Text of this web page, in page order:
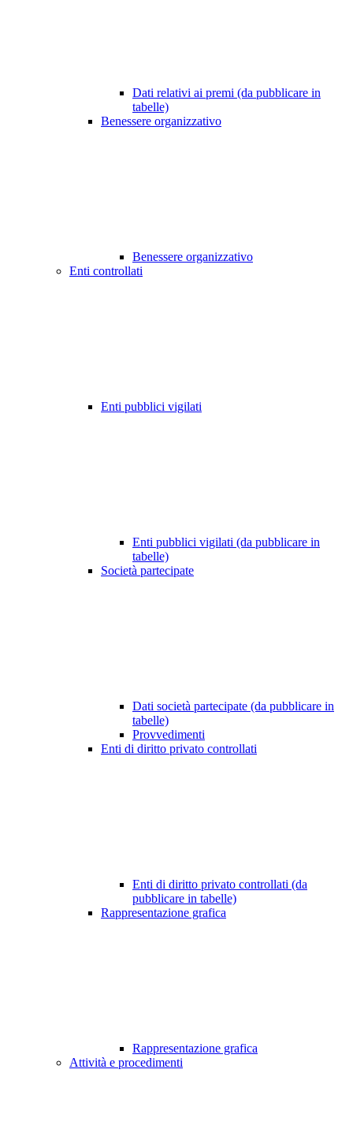
Dati relativi ai premi (da pubblicare in
tabelle)
Benessere organizzativo
Benessere organizzativo
Enti controllati
Enti pubblici vigilati
Enti pubblici vigilati (da pubblicare in
tabelle)
Società partecipate
Dati società partecipate (da pubblicare in
tabelle)
Provvedimenti
Enti di diritto privato controllati
Enti di diritto privato controllati (da
pubblicare in tabelle)
Rappresentazione grafica
Rappresentazione grafica
Attività e procedimenti